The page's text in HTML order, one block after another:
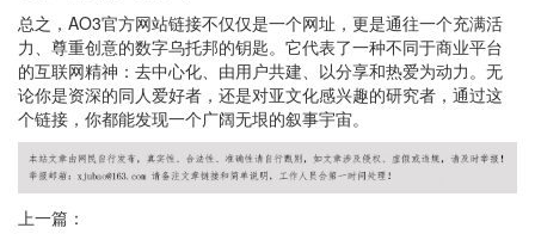
总之，AO3官方网站链接不仅仅是一个网址，更是通往一个充满活
力、尊重创意的数字乌托邦的钥匙。它代表了一种不同于商业平台
的互联网精神：去中心化、由用户共建、以分享和热爱为动力。无
论你是资深的同人爱好者，还是对亚文化感兴趣的研究者，通过这
个链接，你都能发现一个广阔无垠的叙事宇宙。
上一篇：